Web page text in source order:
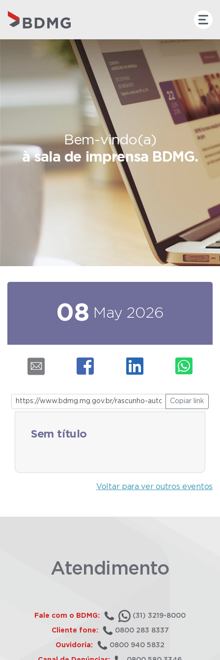
Bem-vindo(a)
à sala de imprensa BDMG.
08 May 2026
Copiar link
Sem título
Voltar para ver outros eventos
Atendimento
Fale com o BDMG: (31) 3219-8000
Cliente fone: 0800 283 8337
Ouvidoria: 0800 940 5832